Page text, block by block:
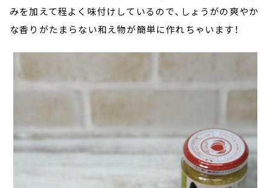
みを加えて程よく味付けしているので、しょうがの爽やか
な香りがたまらない和え物が簡単に作れちゃいます！